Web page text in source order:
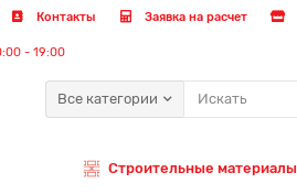
Контакты Заявка на расчет
- 19:00
Все категории
Строительные материалы